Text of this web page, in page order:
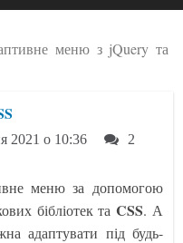
меню з jQuery та
2021 о 10:36 2
меню за допомогою
бібліотек таCSS. А
адаптувати під будь-